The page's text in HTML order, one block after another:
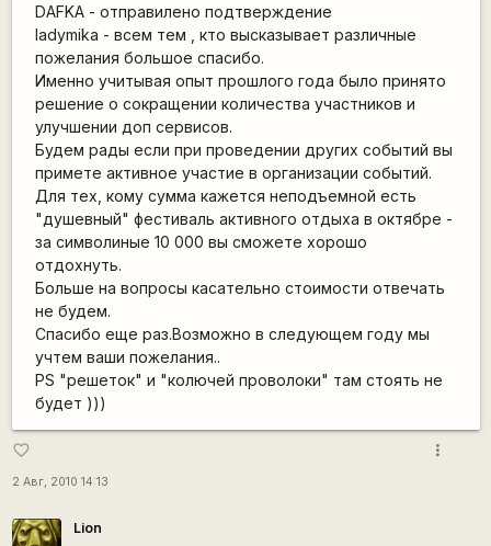
DAFKA - отправилено подтверждение
ladymika - всем тем , кто высказывает различные
пожелания большое спасибо.
Именно учитывая опыт прошлого года было принято
решение о сокращении количества участников и
улучшении доп сервисов.
Будем рады если при проведении других событий вы
примете активное участие в организации событий.
Для тех, кому сумма кажется неподъемной есть
"душевный" фестиваль активного отдыха в октябре -
за символиные 10 000 вы сможете хорошо
отдохнуть.
Больше на вопросы касательно стоимости отвечать
не будем.
Спасибо еще раз.Возможно в следующем году мы
учтем ваши пожелания..
PS "решеток" и "колючей проволоки" там стоять не
будет )))
favorite_border
2 Авг, 2010 14:13
more_vert
Lion